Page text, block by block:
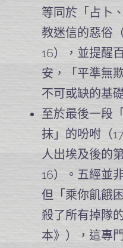
等同於「占卜
教迷信的惡俗
16），並提醒
安，「平準無
不可或缺的基
至於最後一段
抹」的吩咐（
人出埃及後的
16）。五經並
但「乘你飢餓
殺了所有掉隊
本》），這專